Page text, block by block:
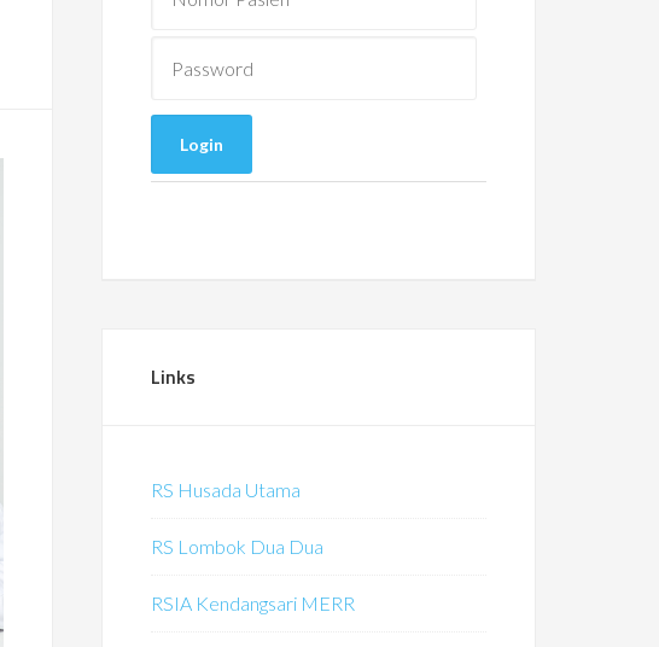
Links
RS Husada Utama
RS Lombok Dua Dua
RSIA Kendangsari MERR